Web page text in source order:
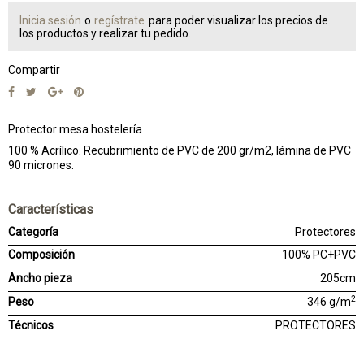
Inicia sesión o regístrate para poder visualizar los precios de
los productos y realizar tu pedido.
Compartir
Protector mesa hostelería
100 % Acrílico. Recubrimiento de PVC de 200 gr/m2, lámina de PVC
90 micrones.
Características
Categoría
Protectores
Composición
100% PC+PVC
Ancho pieza
205cm
Peso
346 g/m2
Técnicos PROTECTORES